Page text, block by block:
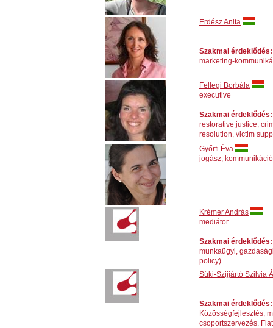
Erdész Anita
Szakmai érdeklődés:
marketing-
Fellegi Borbála
executive
Szakmai érdeklődés:
restorative justice,
resolution, victim
Győrfi Éva
jogász,
Krémer András
mediátor
Szakmai érdeklődés:
munkaügyi,
policy)
Süki-Szijjártó Szilvia
Szakmai érdeklődés:
Közösségfejlesztés,
csoportszervezés.